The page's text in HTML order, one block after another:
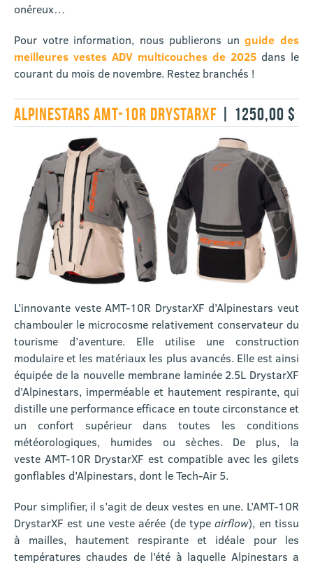
onéreux…
Pour votre information, nous publierons unguide des
meilleures vestes ADV multicouches de 2025 dans le
courant du mois de novembre. Restez branchés !
ALPINESTARS AMT-10R DRYSTARXF | 1250,00 $
L’innovante veste AMT-10R DrystarXF d’Alpinestars veut
chambouler le microcosme relativement conservateur du
tourisme d’aventure. Elle utilise une construction
modulaire et les matériaux les plus avancés. Elle est ainsi
équipée de la nouvelle membrane laminée 2.5L DrystarXF
d’Alpinestars, imperméable et hautement respirante, qui
distille une performance efficace en toute circonstance et
un confort supérieur dans toutes les conditions
météorologiques, humides ou sèches. De plus, la
veste AMT-10R DrystarXF est compatible avec les gilets
gonflables d’Alpinestars, dont le Tech-Air 5.
Pour simplifier, il s’agit de deux vestes en une. L’AMT-10R
DrystarXF est une veste aérée (de typeairflow), en tissu
à mailles, hautement respirante et idéale pour les
températures chaudes de l’été à laquelle Alpinestars a